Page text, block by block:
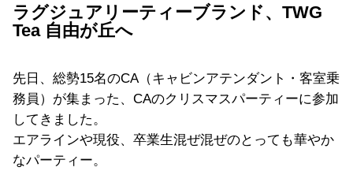
ラグジュアリーティーブランド、TWG
Tea 自由が丘へ
先日、総勢15名のCA（キャビンアテンダント・客室乗
務員）が集まった、CAのクリスマスパーティーに参加
してきました。
エアラインや現役、卒業生混ぜ混ぜのとっても華やか
なパーティー。